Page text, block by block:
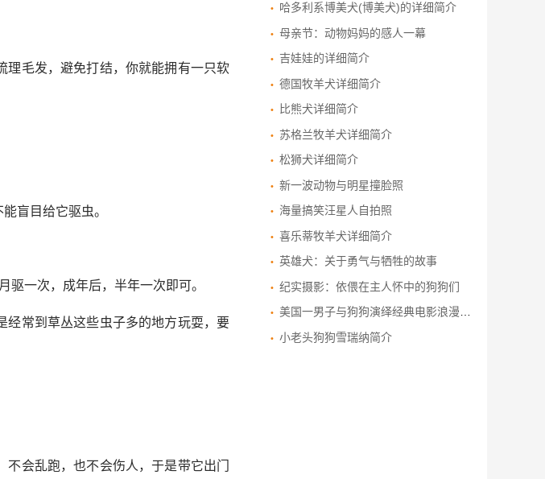
理毛发，避免打结，你就能拥有一只软
盲目给它驱虫。
一次，成年后，半年一次即可。
经常到草丛这些虫子多的地方玩耍，要
会乱跑，也不会伤人，于是带它出门
哈多利系博美犬(博美犬)的详细简介
母亲节：动物妈妈的感人一幕
吉娃娃的详细简介
德国牧羊犬详细简介
比熊犬详细简介
苏格兰牧羊犬详细简介
松狮犬详细简介
新一波动物与明星撞脸照
海量搞笑汪星人自拍照
喜乐蒂牧羊犬详细简介
英雄犬：关于勇气与牺牲的故事
纪实摄影：依偎在主人怀中的狗狗们
美国一男子与狗狗演绎经典电影浪漫场景
小老头狗狗雪瑞纳简介